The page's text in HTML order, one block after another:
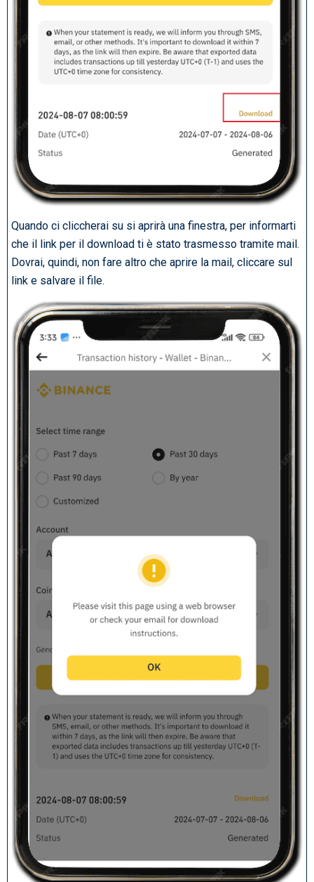
Quando ci cliccherai su si aprirà una finestra, per informarti
che il link per il download ti è stato trasmesso tramite mail.
Dovrai, quindi, non fare altro che aprire la mail, cliccare sul
link e salvare il file.